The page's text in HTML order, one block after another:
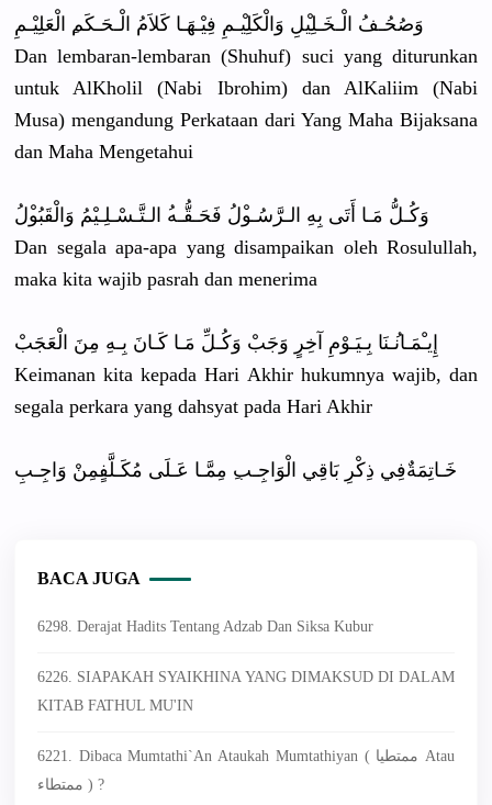
وَصُحُـفُ الْـخَـلِيْلِ وَالْكَلِيْـمِ فِيْـهَـا كَلاَمُ الْـحَـكَم ِ الْعَلِيْـمِ
Dan lembaran-lembaran (Shuhuf) suci yang diturunkan
untuk AlKholil (Nabi Ibrohim) dan AlKaliim (Nabi
Musa) mengandung Perkataan dari Yang Maha Bijaksana
dan Maha Mengetahui
وَكُـلُّ مَـا أَتَى بِهِ الـرَّسُـوْلُ فَحَـقُّـه ُ الـتَّـسْـلِـيْمُ وَالْقَبُوْلُ
Dan segala apa-apa yang disampaikan oleh Rosulullah,
maka kita wajib pasrah dan menerima
إِيـْمَـانُـنَا بِـيَـوْمِ آخِرٍ وَجَبْ وَكُـلِّ مَـا كَـانَ بِـهِ مِنَ الْعَجَبْ
Keimanan kita kepada Hari Akhir hukumnya wajib, dan
segala perkara yang dahsyat pada Hari Akhir
خَـاتِمَةٌفِي ذِكْرِ بَاقِي الْوَاجِـب ِ مِمَّـا عَـلَى مُكَـلَّفٍمِنْ وَاجِـبِ
BACA JUGA
6298. Derajat Hadits Tentang Adzab Dan Siksa Kubur
6226. SIAPAKAH SYAIKHINA YANG DIMAKSUD DI DALAM
KITAB FATHUL MU'IN
6221. Dibaca Mumtathi`an Ataukah Mumtathiyan ( ممتطيا Atau
ممتطاء ) ?